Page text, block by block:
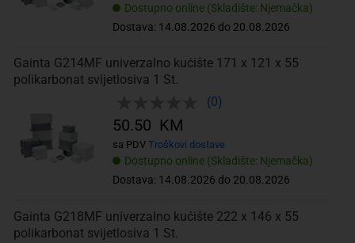
Dostupno online (Skladište: Njemačka)
Dostava: 14.08.2026 do 20.08.2026
Gainta G214MF univerzalno kućište 171 x 121 x 55
polikarbonat svijetlosiva 1 St.
(0)
Dostupno online (Skladište: Njemačka)
Dostava: 14.08.2026 do 20.08.2026
50.50 KM
sa PDV Troškovi dostave
Gainta G218MF univerzalno kućište 222 x 146 x 55
polikarbonat svijetlosiva 1 St.